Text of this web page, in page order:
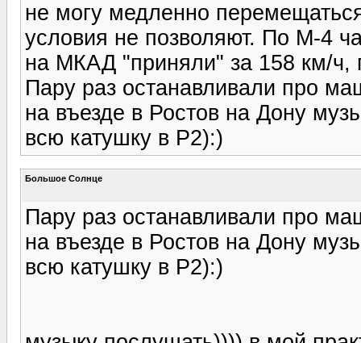
не могу медленно
условия не позволяют. По М-4
на МКАД "приняли" за 158 км/ч,
Пару раз останавливали про
на въезде в Ростов на Дону
всю катушку в Р2):)
Большое Солнце
Пару раз останавливали про
на въезде в Ростов на Дону
всю катушку в Р2):)